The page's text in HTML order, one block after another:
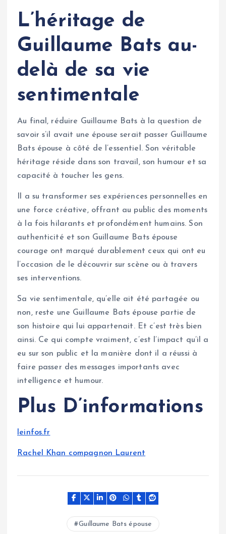
L’héritage de
Guillaume Bats au-
delà de sa vie
sentimentale
Au final, réduire Guillaume Bats à la question de
savoir s’il avait une épouse serait passer Guillaume
Bats épouse à côté de l’essentiel. Son véritable
héritage réside dans son travail, son humour et sa
capacité à toucher les gens.
Il a su transformer ses expériences personnelles en
une force créative, offrant au public des moments
à la fois hilarants et profondément humains. Son
authenticité et son Guillaume Bats épouse
courage ont marqué durablement ceux qui ont eu
l’occasion de le découvrir sur scène ou à travers
ses interventions.
Sa vie sentimentale, qu’elle ait été partagée ou
non, reste une Guillaume Bats épouse partie de
son histoire qui lui appartenait. Et c’est très bien
ainsi. Ce qui compte vraiment, c’est l’impact qu’il a
eu sur son public et la manière dont il a réussi à
faire passer des messages importants avec
intelligence et humour.
Plus D’informations
leinfos.fr
Rachel Khan compagnon Laurent
Guillaume Bats épouse